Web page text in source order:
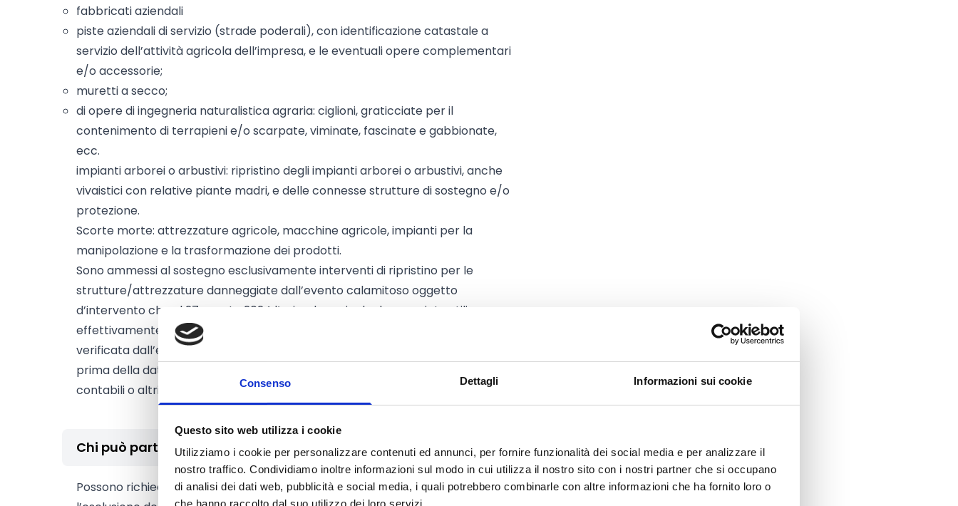
Consenso Dettagli Informazioni sui cookie
Questo sito web utilizza i cookie
Utilizziamo i cookie per personalizzare contenuti ed annunci, per fornire funzionalità dei social media e per analizzare il
nostro traffico. Condividiamo inoltre informazioni sul modo in cui utilizza il nostro sito con i nostri partner che si occupano
di analisi dei dati web, pubblicità e social media, i quali potrebbero combinarle con altre informazioni che ha fornito loro o
fabbricati aziendali
piste aziendali di servizio (strade poderali), con identificazione catastale a
servizio dell’attività agricola dell’impresa, e le eventuali opere complementari
e/o accessorie;
muretti a secco;
di opere di ingegneria naturalistica agraria: ciglioni, graticciate per il
contenimento di terrapieni e/o scarpate, viminate, fascinate e gabbionate,
ecc.
impianti arborei o arbustivi: ripristino degli impianti arborei o arbustivi, anche
vivaistici con relative piante madri, e delle connesse strutture di sostegno e/o
protezione.
Scorte morte: attrezzature agricole, macchine agricole, impianti per la
manipolazione e la trasformazione dei prodotti.
Sono ammessi al sostegno esclusivamente interventi di ripristino per le
strutture/attrezzature danneggiate dall’evento calamitoso oggetto
d’intervento che al 27 agosto 2024 l’azienda agricola danneggiata utilizzava
effettivamente per svolgere un’attività produttiva agricola. Tale condizione è
verificata dall’esame del fascicolo aziendale (ultima scheda di validazione
prima della data del 27 agosto 2024) o attraverso l’esibizione di scritture
contabili o altri registri detenuti dalla pubblica amministrazione (es. UMA).
Chi può partecipare
Possono richiedere il contributo Imprenditori agricoli , singoli o associati, con